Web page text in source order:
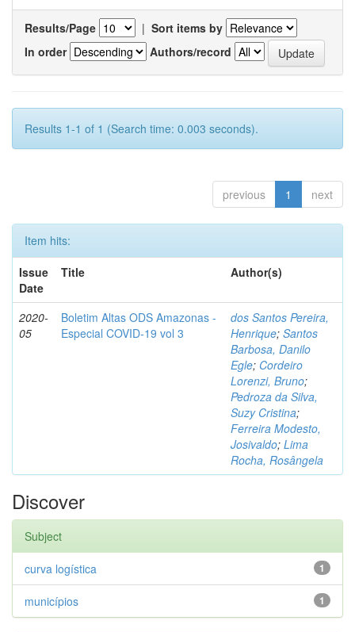
Results/Page | Sort items by
In order
Authors/record
Results 1-1 of 1 (Search time: 0.003 seconds).
previous 1 next
Item hits:
Issue
Date
Title Author(s)
2020-
05
Boletim Altas ODS Amazonas -
Especial COVID-19 vol 3
dos Santos Pereira,
Henrique; Santos
Barbosa, Danilo
Egle; Cordeiro
Lorenzi, Bruno;
Pedroza da Silva,
Suzy Cristina;
Ferreira Modesto,
Josivaldo; Lima
Rocha, Rosângela
Discover
Subject
1
curva logística
1
municípios